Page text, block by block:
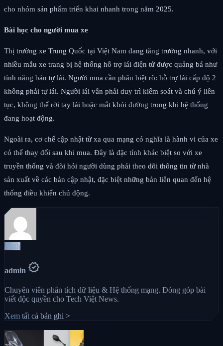
cho nhóm sản phẩm triển khai nhanh trong năm 2025.
Bài học cho người mua xe
Thị trường xe Trung Quốc tại Việt Nam đang tăng trưởng nhanh, với
nhiều mẫu xe trang bị hệ thống hỗ trợ lái điện tử được quảng bá như
tính năng bán tự lái. Người mua cần phân biệt rõ: hỗ trợ lái cấp độ 2
không phải tự lái. Người lái vẫn phải duy trì kiểm soát và chú ý liên
tục, không thể rời tay lái hoặc mắt khỏi đường trong khi hệ thống
đang hoạt động.
Ngoài ra, cơ chế cập nhật từ xa qua mạng có nghĩa là hành vi của xe
có thể thay đổi sau khi mua. Đây là đặc tính khác biệt so với xe
truyền thống và đòi hỏi người dùng phải theo dõi thông tin từ nhà
sản xuất về các bản cập nhật, đặc biệt những bản liên quan đến hệ
thống điều khiển chủ động.
Auth
admin verified
Chuyên viên phân tích dữ liệu & Hệ thống mạng. Đóng góp bài
viết độc quyền cho Tech Việt News.
Xem tất cả bản ghi >